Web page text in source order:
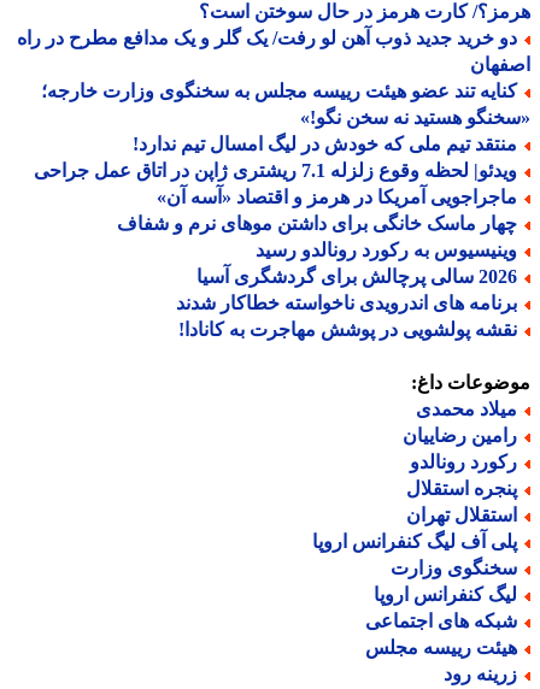
کارت هرمز در حال سوختن است؟
خرید جدید ذوب آهن لو رفت/ یک گلر و یک مدافع مطرح در راه
تند عضو هیئت رییسه مجلس به سخنگوی وزارت خارجه؛
هستید نه سخن نگو!»
تیم ملی که خودش در لیگ امسال تیم ندارد!
لحظه وقوع زلزله 7.1 ریشتری ژاپن در اتاق عمل جراحی
آمریکا در هرمز و اقتصاد «آسه آن»
ماسک خانگی برای داشتن موهای نرم و شفاف
به رکورد رونالدو رسید
پرچالش برای گردشگری آسیا
های اندرویدی ناخواسته خطاکار شدند
پولشویی در پوشش مهاجرت به کانادا!
داغ:
محمدی
رضاییان
رونالدو
استقلال
تهران
آف لیگ کنفرانس اروپا
وزارت
کنفرانس اروپا
های اجتماعی
رییسه مجلس
رود